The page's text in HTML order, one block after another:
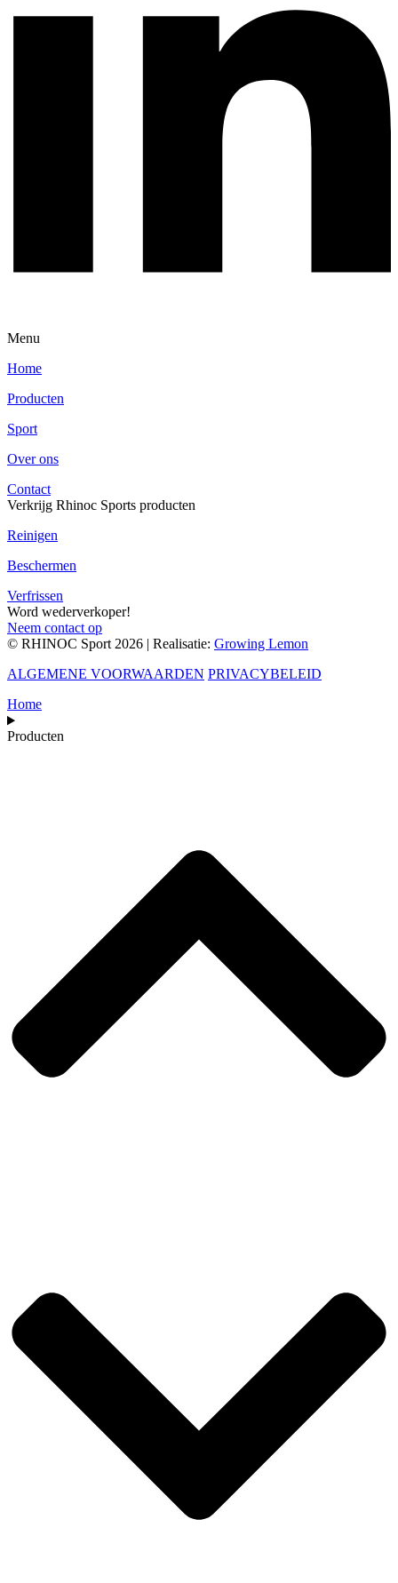
Menu
Home
Producten
Sport
Over ons
Contact
Verkrijg Rhinoc Sports producten
Reinigen
Beschermen
Verfrissen
Word wederverkoper!
Neem contact op
© RHINOC Sport 2026 | Realisatie: Growing Lemon
ALGEMENE VOORWAARDEN PRIVACYBELEID
Home
Producten